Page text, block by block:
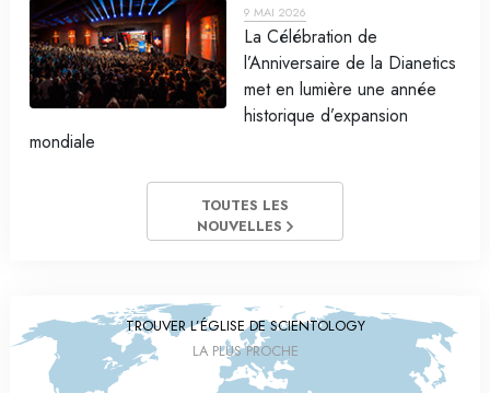
9 MAI 2026
La Célébration de
l’Anniversaire de la Dianetics
met en lumière une année
historique d’expansion
mondiale
TOUTES LES
NOUVELLES
TROUVER L’ÉGLISE DE SCIENTOLOGY
LA PLUS PROCHE